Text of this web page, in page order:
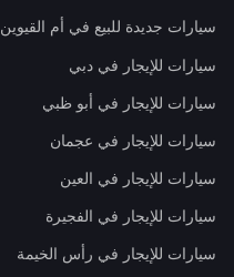
سيارات جديدة للبيع في أم القيوين
سيارات للإيجار في دبي
سيارات للإيجار في أبو ظبي
سيارات للإيجار في عجمان
سيارات للإيجار في العين
سيارات للإيجار في الفجيرة
سيارات للإيجار في رأس الخيمة